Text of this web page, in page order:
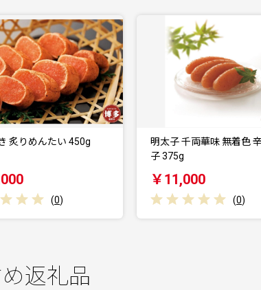
子 千両華味 無着色 辛子明太
【毎月定期便】山陰
鮮魚 厳選 国産グラ…
￥49,000
返礼品